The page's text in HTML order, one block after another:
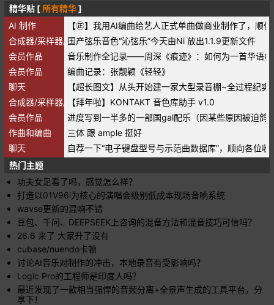
精华贴 [ 所有精华]
AI 制作
【㊣】我用AI编曲给艺人正式单曲做商业制作了，顺
合成器/采样器/音源/音色国产弦乐音色“沁弦乐”今天由Ni 放出1.1.9更新文件
会员作品
音乐制作全记录——周深《痕迹》：如何为一首华语
会员作品
编曲记录：张靓颖《轻轻》
聊天
【超长图文】从头开始建一家大型录音棚~全过程纪实
合成器/采样器/音源/音色【拜年啦】KONTAKT 音色库助手 v1.0
会员作品
进度写到一半多的一部国gal配乐（因某些原因被迫鸽
作曲和编曲
三体 跟 ample 挺好
聊天
自荐一下“电子键盘型号与示范曲数据库”，顺向各位
热门主题
功夫女足看了吗，感觉怎么样？
打造以01V96i为核心的演唱会级别低成本现场音响系统
wavse更新的混响不错
豆包、千问、DEEPSEEK上咨询的混音方法和混音技巧可信吗？
26.6 来了 大家升了没有
cubase/nuendo卡顿
讨论AI音乐对制作的冲击，本地录音有受影响吗？
Logic Pro的工程师是印度人吗？
最近发现了一款相当强悍的音频分离+全景声生成的工具平台，分
享下！